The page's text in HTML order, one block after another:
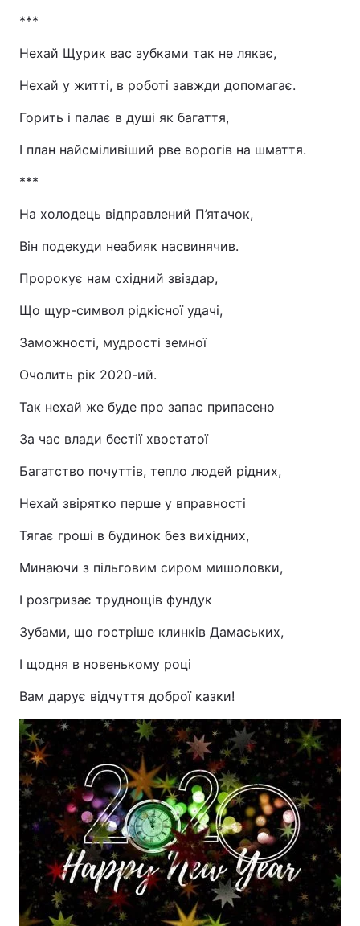
***
Нехай Щурик вас зубками так не лякає,
Нехай у житті, в роботі завжди допомагає.
Горить і палає в душі як багаття,
І план найсміливіший рве ворогів на шмаття.
***
На холодець відправлений П’ятачок,
Він подекуди неабияк насвинячив.
Пророкує нам східний звіздар,
Що щур-символ рідкісної удачі,
Заможності, мудрості земної
Очолить рік 2020-ий.
Так нехай же буде про запас припасено
За час влади бестії хвостатої
Багатство почуттів, тепло людей рідних,
Нехай звірятко перше у вправності
Тягає гроші в будинок без вихідних,
Минаючи з пільговим сиром мишоловки,
І розгризає труднощів фундук
Зубами, що гостріше клинків Дамаських,
І щодня в новенькому році
Вам дарує відчуття доброї казки!